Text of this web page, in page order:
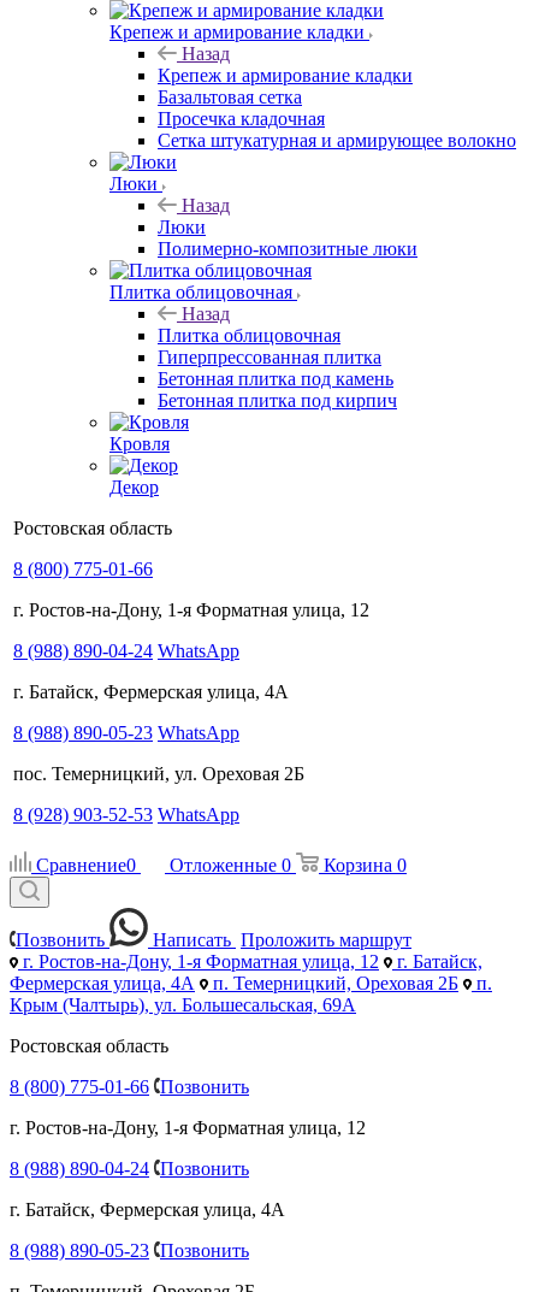
Крепеж и армирование кладки
Назад
Крепеж и армирование кладки
Базальтовая сетка
Просечка кладочная
Сетка штукатурная и армирующее волокно
Люки
Назад
Люки
Полимерно-композитные люки
Плитка облицовочная
Назад
Плитка облицовочная
Гиперпрессованная плитка
Бетонная плитка под камень
Бетонная плитка под кирпич
Кровля
Декор
Ростовская область
8 (800) 775-01-66
г. Ростов-на-Дону, 1-я Форматная улица, 12
8 (988) 890-04-24 WhatsApp
г. Батайск, Фермерская улица, 4А
8 (988) 890-05-23 WhatsApp
пос. Темерницкий, ул. Ореховая 2Б
8 (928) 903-52-53 WhatsApp
Сравнение0 Отложенные 0 Корзина 0
Позвонить Написать Проложить маршрут
г. Ростов-на-Дону, 1-я Форматная улица, 12
г. Батайск,
Фермерская улица, 4А
п. Темерницкий, Ореховая 2Б
п.
Крым (Чалтырь), ул. Большесальская, 69А
Ростовская область
8 (800) 775-01-66 Позвонить
г. Ростов-на-Дону, 1-я Форматная улица, 12
8 (988) 890-04-24 Позвонить
г. Батайск, Фермерская улица, 4А
8 (988) 890-05-23 Позвонить